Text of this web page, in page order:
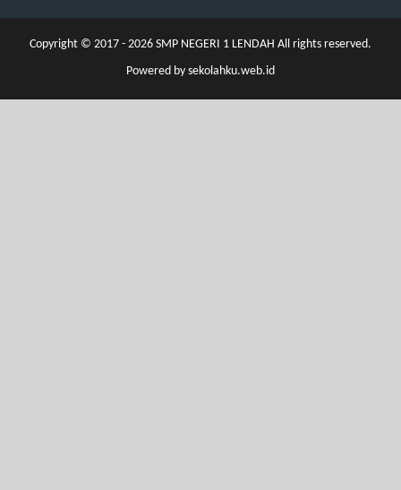
Copyright © 2017 - 2026 SMP NEGERI 1 LENDAH All rights reserved.
Powered by sekolahku.web.id